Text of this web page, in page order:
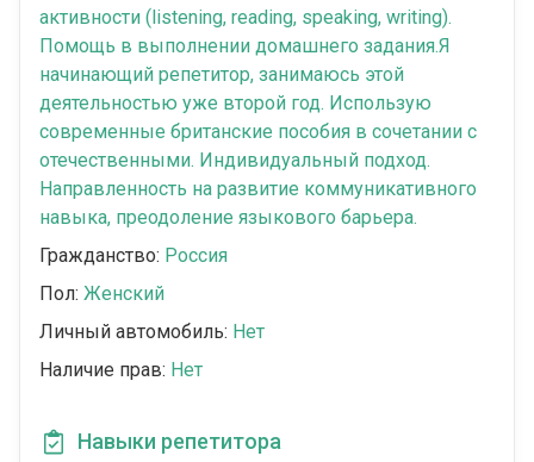
активности (listening, reading, speaking, writing).
Помощь в выполнении домашнего задания.Я
начинающий репетитор, занимаюсь этой
деятельностью уже второй год. Использую
современные британские пособия в сочетании с
отечественными. Индивидуальный подход.
Направленность на развитие коммуникативного
навыка, преодоление языкового барьера.
Гражданство: Россия
Пол: Женский
Личный автомобиль: Нет
Наличие прав: Нет
Навыки репетитора